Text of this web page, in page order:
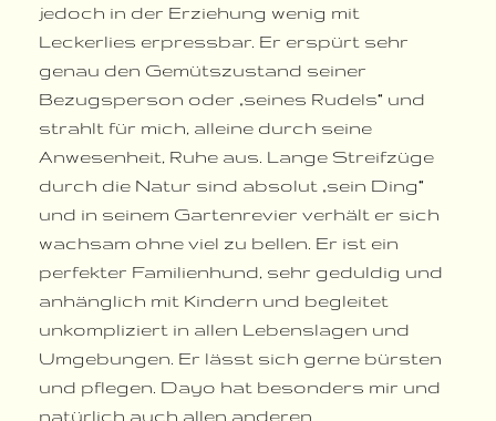
jedoch in der Erziehung wenig mit
Leckerlies erpressbar. Er erspürt sehr
genau den Gemütszustand seiner
Bezugsperson oder „seines Rudels“ und
strahlt für mich, alleine durch seine
Anwesenheit, Ruhe aus. Lange Streifzüge
durch die Natur sind absolut „sein Ding“
und in seinem Gartenrevier verhält er sich
wachsam ohne viel zu bellen. Er ist ein
perfekter Familienhund, sehr geduldig und
anhänglich mit Kindern und begleitet
unkompliziert in allen Lebenslagen und
Umgebungen. Er lässt sich gerne bürsten
und pflegen. Dayo hat besonders mir und
natürlich auch allen anderen